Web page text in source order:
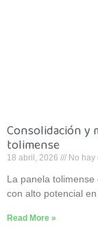
Consolidación y
tolimense
18 abril, 2026 No hay
La panela
con alto potencial
Read More »